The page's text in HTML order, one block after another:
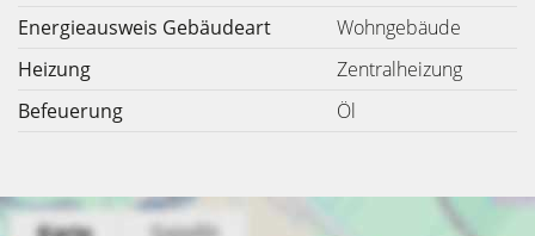
Energieausweis Gebäudeart
Wohngebäude
Heizung
Zentralheizung
Befeuerung
Öl